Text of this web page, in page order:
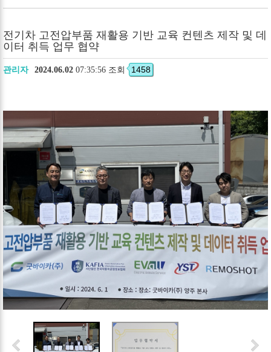
전기차 고전압부품 재활용 기반 교육 컨텐츠 제작 및 데
이터 취득 업무 협약
관리자 2024.06.02 07:35:56 조회 1458